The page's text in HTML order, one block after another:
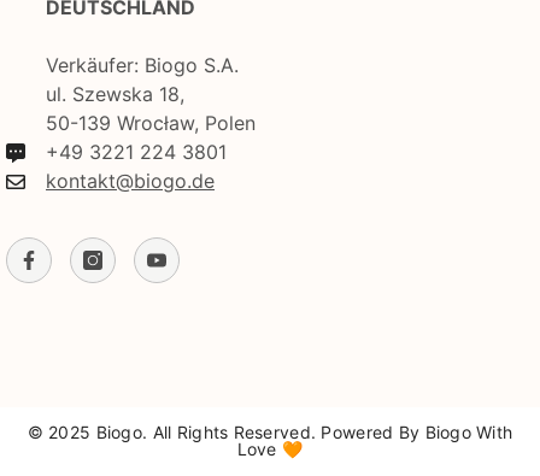
DEUTSCHLAND
Verkäufer: Biogo S.A.
ul. Szewska 18,
50-139 Wrocław, Polen
+49 3221 224 3801
kontakt@biogo.de
© 2025 Biogo. All Rights Reserved. Powered By Biogo With
Love 🧡